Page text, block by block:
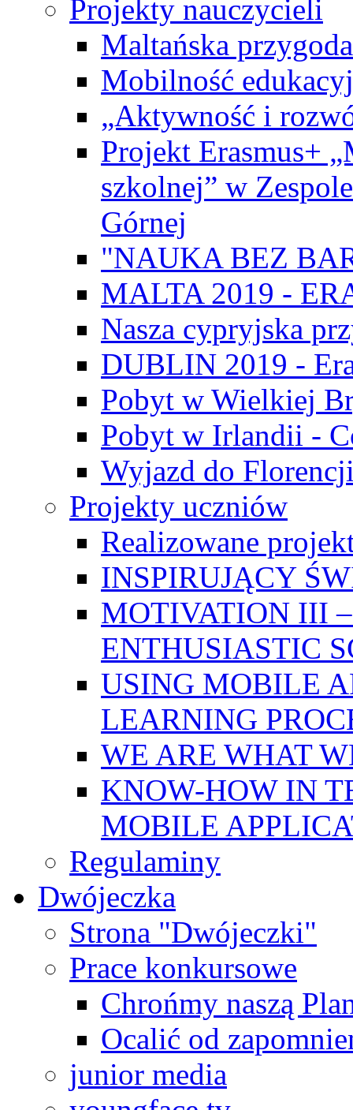
Projekty nauczycieli
Maltańska
Mobilność
„Aktywność i
Projekt Erasmus+
szkolnej” w
Górnej
"NAUKA BEZ
MALTA 2019 -
Nasza cypryjska
DUBLIN 2019 -
Pobyt w Wielkiej
Pobyt w Irlandii -
Wyjazd do
Projekty uczniów
Realizowane
INSPIRUJĄCY
MOTIVATION III
ENTHUSIASTIC
USING MOBILE
LEARNING
WE ARE WHAT
KNOW-HOW IN
MOBILE
Regulaminy
Dwójeczka
Strona "Dwójeczki"
Prace konkursowe
Chrońmy naszą
Ocalić od
junior media